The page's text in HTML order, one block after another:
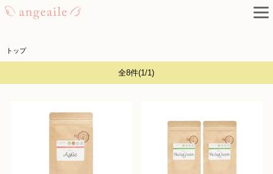
トップ
全8件(1/1)